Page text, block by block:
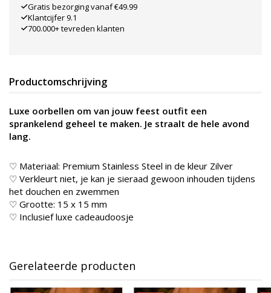
Gratis bezorging vanaf €49.99
Klantcijfer 9.1
700.000+ tevreden klanten
Productomschrijving
Luxe oorbellen om van jouw feest outfit een
sprankelend geheel te maken. Je straalt de hele avond
lang.
♡ Materiaal: Premium Stainless Steel in de kleur Zilver
♡ Verkleurt niet, je kan je sieraad gewoon inhouden tijdens
het douchen en zwemmen
♡ Grootte: 15 x 15 mm
♡ Inclusief luxe cadeaudoosje
Gerelateerde producten